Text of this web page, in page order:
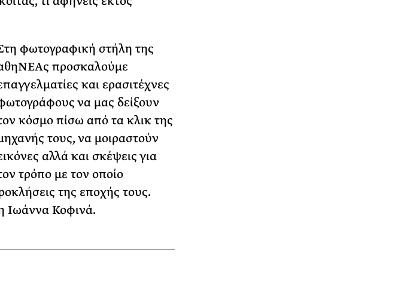
φωτογραφική στήλη της
προσκαλούμε
και ερασιτέχνες
να μας δείξουν
κόσμο πίσω από τα κλικ της
τους, να μοιραστούν
αλλά και σκέψεις για
τρόπο με τον οποίο
της εποχής τους.
Ιωάννα Κοφινά.